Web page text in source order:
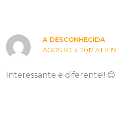
A DESCONHECIDA
AGOSTO 3, 2017 AT
Interessante e diferente!!